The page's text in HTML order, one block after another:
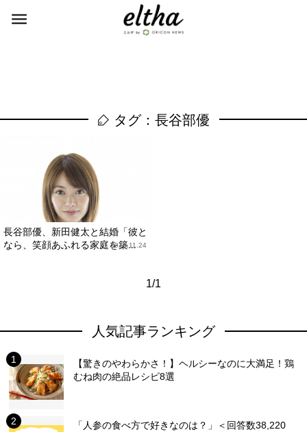
タグ：長谷部優
長谷部優、新田健太と結婚「彼と
なら、笑顔あふれる家庭を築...
2019.11.24
1/1
人気記事ランキング
【驚きのやわらかさ！】ヘルシーなのに大満足！鶏
むね肉の絶品レシピ8選
「人参の食べ方で好きなのは？」＜回答数38,220